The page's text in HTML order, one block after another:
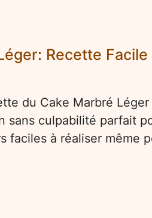
Recette
du Cake Marbré
sans culpabilité parfait
faciles à réaliser même